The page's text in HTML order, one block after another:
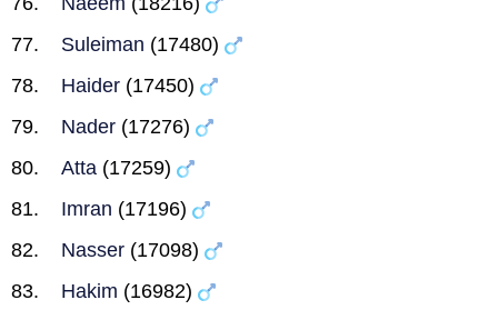
Suleiman (17480)
Haider (17450)
Nader (17276)
Atta (17259)
Imran (17196)
Nasser (17098)
Hakim (16982)